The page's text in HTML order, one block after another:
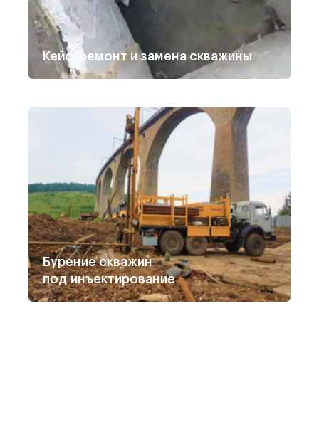
Кейс: ремонт и замена скважины
Бурение скважин
под инъектирование